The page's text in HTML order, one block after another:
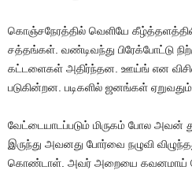
கொஞ்சநேரத்தில் வெளியே
சத்தங்கள் வண்டிவந்து பிரேக்போட்டு
கட்டளைகள் அதிர்ந்தன ஊய்ங் என
படுகின்றன படிகளில் ஜனங்கள் ஏறுவதும்
வேட்டையாடப்படும் மிருகம் போல அவன்
இருந்து அவனது போர்வை நழுவி
கொண்டாள் அவர் அறையை கவனமாய்